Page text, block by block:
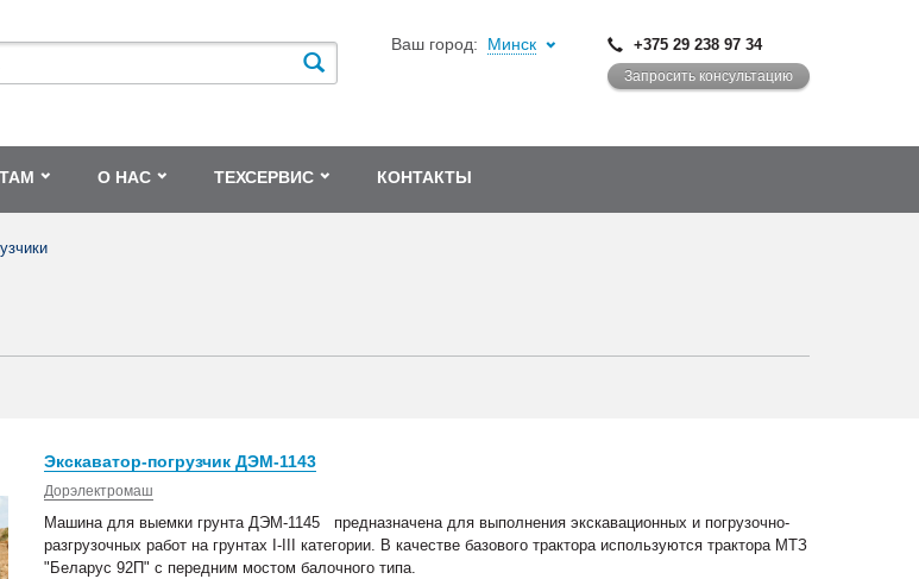
Ваш город: Минск +375 29 238 97 34
Запросить консультацию
О НАС ТЕХСЕРВИС КОНТАКТЫ
Экскаватор-погрузчик ДЭМ-1143
Дорэлектромаш
Машина для выемки грунта ДЭМ-1145 предназначена для выполнения экскавационных и погрузочно-
разгрузочных работ на грунтах I-III категории. В качестве базового трактора используются трактора МТЗ
"Беларус 92П" с передним мостом балочного типа.